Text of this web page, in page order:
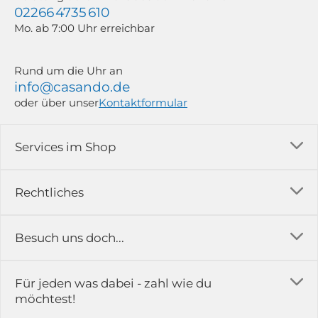
Rechtliches
Impressum
Rückgabe & Reklamation
Services im Shop
Versandkosten
Erfahrungsberichte & Bewertungen
Kontakt
Besuch uns doch...
in der Ausstellung...
02266 4735 610
Mo. ab 7:00 Uhr erreichbar
Rund um die Uhr an
info@casando.de
oder über unserKontaktformular
Für jeden was dabei - zahl wie du
möchtest!